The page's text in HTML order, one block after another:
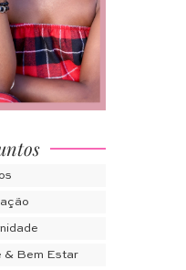
& Bem Estar